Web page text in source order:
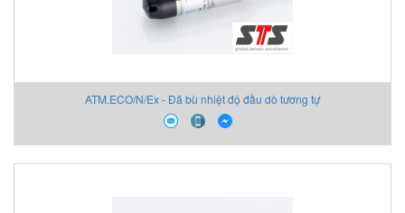
ATM.ECO/N/Ex - Đã bù nhiệt độ đầu dò tương tự